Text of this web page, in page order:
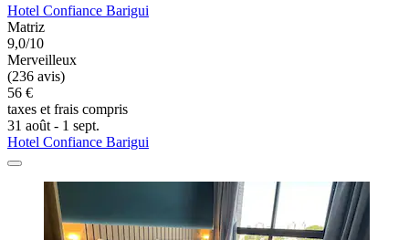
Hotel Confiance Barigui
Matriz
9,0/10
Merveilleux
(236 avis)
56 €
taxes et frais compris
31 août - 1 sept.
Hotel Confiance Barigui